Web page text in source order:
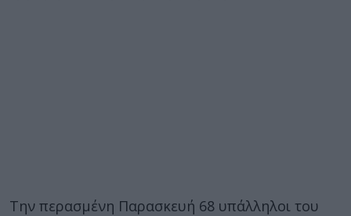
Την περασμένη Παρασκευή 68 υπάλληλοι του